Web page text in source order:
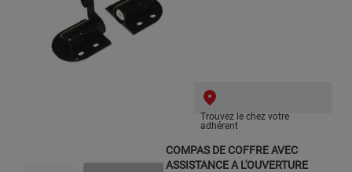
Trouvez le chez votre
adhérent
COMPAS DE COFFRE AVEC
ASSISTANCE A L'OUVERTURE